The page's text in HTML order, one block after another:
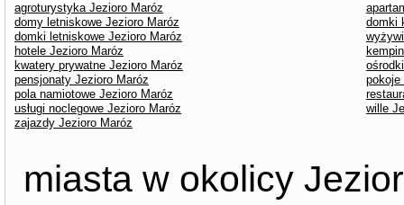
agroturystyka Jezioro Maróz
domy letniskowe Jezioro Maróz
domki
domki letniskowe Jezioro Maróz
hotele Jezioro Maróz
kwatery prywatne Jezioro Maróz
pensjonaty Jezioro Maróz
pokoje
pola namiotowe Jezioro Maróz
usługi noclegowe Jezioro Maróz
wille
zajazdy Jezioro Maróz
miasta w okolicy